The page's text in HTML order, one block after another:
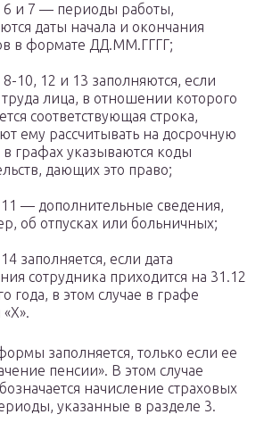
6 и 7 — периоды работы,
даты начала и окончания
в формате ДД.ММ.ГГГГ;
10, 12 и 13 заполняются, если
труда лица, в отношении которого
соответствующая строка,
ему рассчитывать на досрочную
графах указываются коды
дающих это право;
11 — дополнительные сведения,
об отпусках или больничных;
заполняется, если дата
сотрудника приходится на 31.12
года, в этом случае в графе
«Х».
заполняется, только если ее
пенсии». В этом случае
начисление страховых
указанные в разделе 3.